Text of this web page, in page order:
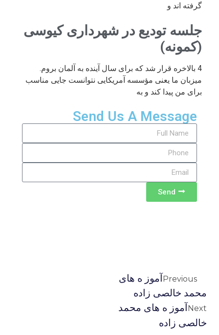
گرفته اند و
جلسه تودیع در شهرداری کیوسی
(کمونه)
4 بالاخره قرار شد که برای سال آینده به آلمان بروم.
میزبان ما یعنی مؤسسه آمریکایی نتوانست جایی مناسب
برای من پیدا کند و به
Send Us A Message
Send
Previous آموز ه های
محمد خالصی زاده
Next آموز ه های محمد
خالصی زاده